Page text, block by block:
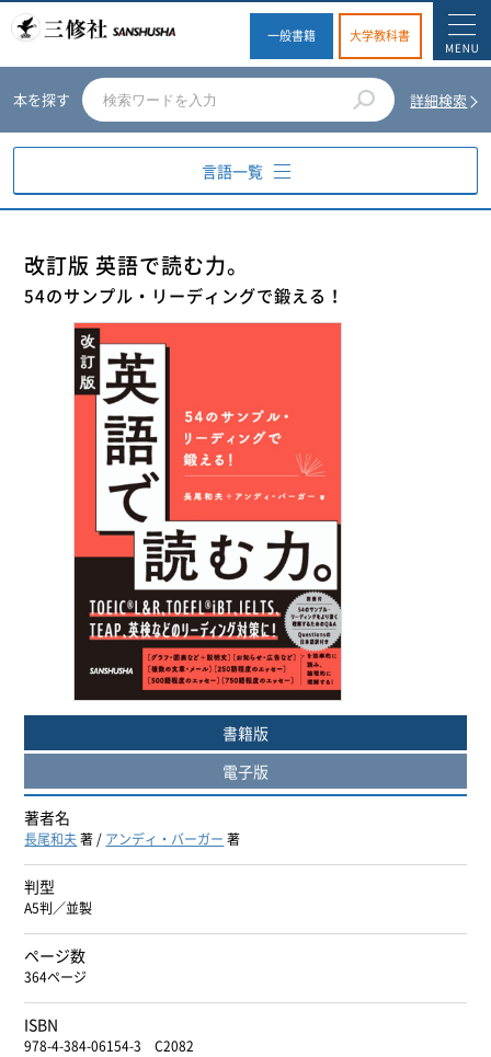
一般書籍 大学教科書
本を探す 詳細検索
言語一覧
ドイツ語
フランス語
ヨーロッパ諸語
閉じる
改訂版 英語で読む力。
54のサンプル・リーディングで鍛える！
書籍版
電子版
著者名
長尾和夫 著 / アンディ・バーガー 著
判型
A5判／並製
ページ数
364ページ
ISBN
978-4-384-06154-3 C2082